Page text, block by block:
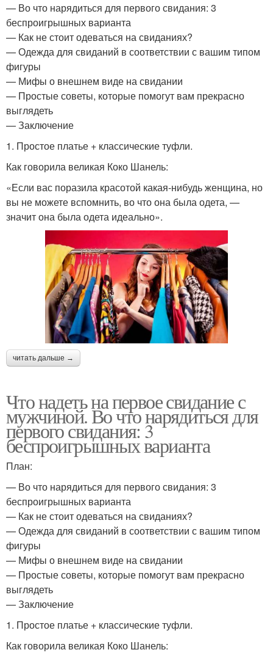
— Во что нарядиться для первого свидания: 3
беспроигрышных варианта
— Как не стоит одеваться на свиданиях?
— Одежда для свиданий в соответствии с вашим типом
фигуры
— Мифы о внешнем виде на свидании
— Простые советы, которые помогут вам прекрасно
выглядеть
— Заключение
1. Простое платье + классические туфли.
Как говорила великая Коко Шанель:
«Если вас поразила красотой какая-нибудь женщина, но
вы не можете вспомнить, во что она была одета, —
значит она была одета идеально».
читать дальше →
Что надеть на первое свидание с
мужчиной. Во что нарядиться для
первого свидания: 3
беспроигрышных варианта
План:
— Во что нарядиться для первого свидания: 3
беспроигрышных варианта
— Как не стоит одеваться на свиданиях?
— Одежда для свиданий в соответствии с вашим типом
фигуры
— Мифы о внешнем виде на свидании
— Простые советы, которые помогут вам прекрасно
выглядеть
— Заключение
1. Простое платье + классические туфли.
Как говорила великая Коко Шанель: